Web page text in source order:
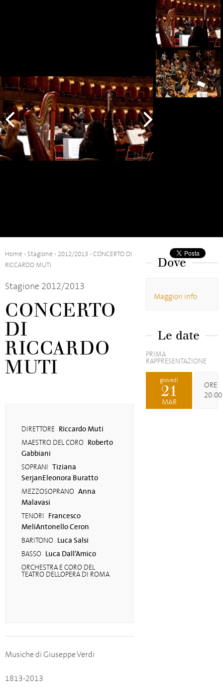
Indietro Avanti
Home › Stagione › 2012/2013 › CONCERTO DI
RICCARDO MUTI
Stagione 2012/2013
CONCERTO
DI
RICCARDO
MUTI
DIRETTORE Riccardo Muti
MAESTRO DEL CORO Roberto
Gabbiani
SOPRANI Tiziana
SerjanEleonora Buratto
MEZZOSOPRANO Anna
Malavasi
TENORI Francesco
MeliAntonello Ceron
BARITONO Luca Salsi
BASSO Luca Dall’Amico
ORCHESTRA E CORO DEL
TEATRO DELLOPERA DI ROMA
Musiche di Giuseppe Verdi
1813-2013
Dove
Maggiori info
Le date
PRIMA
RAPPRESENTAZIONE
giovedì
21
MAR
ORE
20:00